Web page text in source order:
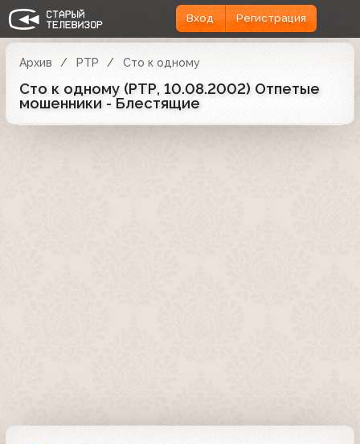
Вход Регистрация
Архив РТР Сто к одному
Сто к одному (РТР, 10.08.2002) Отпетые
мошенники - Блестящие